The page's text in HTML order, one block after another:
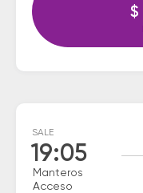
$
SALE
19:05
Manteros
Acceso